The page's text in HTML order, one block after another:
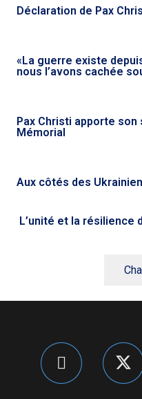
Déclaration de Pax
«La guerre existe
nous l’avons cachée
Pax Christi apporte
Mémorial
Aux côtés des
L’unité et la résilience